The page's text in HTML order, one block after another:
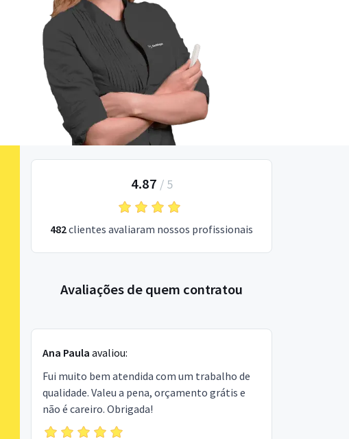
4.87 / 5
482clientes avaliaram nossos profissionais
Avaliações de quem contratou
Ana Paula avaliou:
Fui muito bem atendida com um trabalho de
qualidade. Valeu a pena, orçamento grátis e
não é careiro. Obrigada!